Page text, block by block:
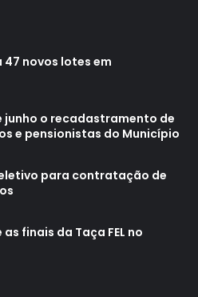
a comitiva londrinense em
de Governo, houve
italianos sobre diferentes
de uma semana em
iniciais interessantes
comerciais, prospecção de
nos setores acadêmico,
conhecemos o perfil local, e
valioso. A cidade é
muito nessa integração”,
novos lotes em
junho o recadastramento de
e pensionistas do Município
para contratação de
finais da Taça FEL no